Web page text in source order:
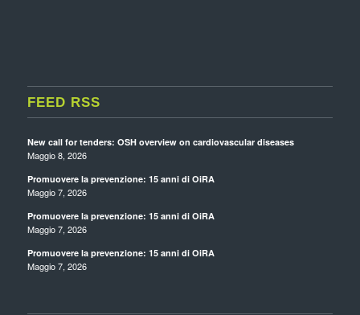
FEED RSS
New call for tenders: OSH overview on cardiovascular diseases
Maggio 8, 2026
Promuovere la prevenzione: 15 anni di OiRA
Maggio 7, 2026
Promuovere la prevenzione: 15 anni di OiRA
Maggio 7, 2026
Promuovere la prevenzione: 15 anni di OiRA
Maggio 7, 2026